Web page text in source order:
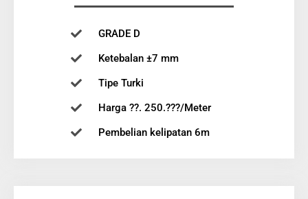
GRADE D
Ketebalan ±7 mm
Tipe Turki
Harga ??. 250.???/Meter
Pembelian kelipatan 6m